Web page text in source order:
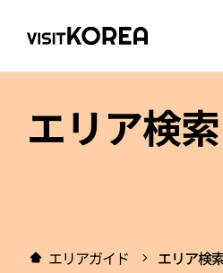
エリア検索
エリアガイド エリア検